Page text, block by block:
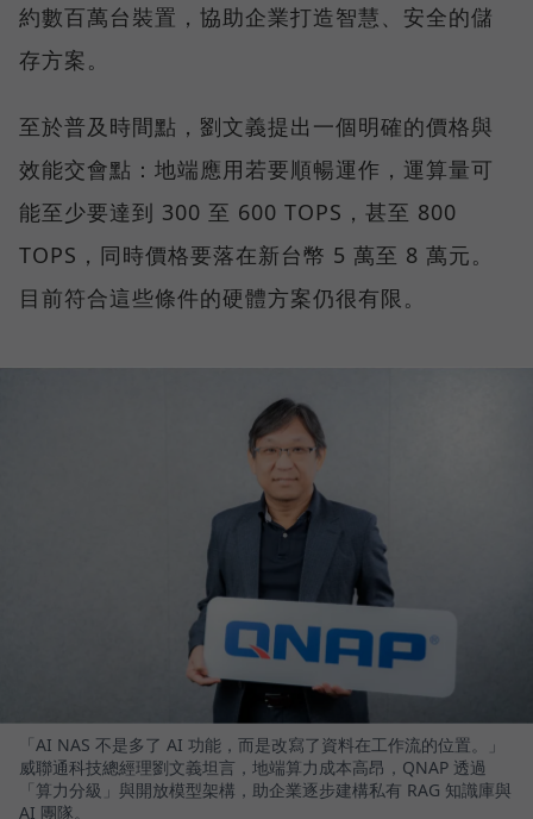
約數百萬台裝置，協助企業打造智慧、安全的儲
存方案。
至於普及時間點，劉文義提出一個明確的價格與
效能交會點：地端應用若要順暢運作，運算量可
能至少要達到 300 至 600 TOPS，甚至 800
TOPS，同時價格要落在新台幣 5 萬至 8 萬元。
目前符合這些條件的硬體方案仍很有限。
「AI NAS 不是多了 AI 功能，而是改寫了資料在工作流的位置。」
威聯通科技總經理劉文義坦言，地端算力成本高昂，QNAP 透過
「算力分級」與開放模型架構，助企業逐步建構私有 RAG 知識庫與
AI 團隊。